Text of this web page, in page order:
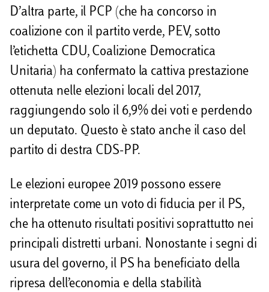
D’altra parte, il PCP (che ha concorso in
coalizione con il partito verde, PEV, sotto
l’etichetta CDU, Coalizione Democratica
Unitaria) ha confermato la cattiva prestazione
ottenuta nelle elezioni locali del 2017,
raggiungendo solo il 6,9% dei voti e perdendo
un deputato. Questo è stato anche il caso del
partito di destra CDS-PP.
Le elezioni europee 2019 possono essere
interpretate come un voto di fiducia per il PS,
che ha ottenuto risultati positivi soprattutto nei
principali distretti urbani. Nonostante i segni di
usura del governo, il PS ha beneficiato della
ripresa dell’economia e della stabilità